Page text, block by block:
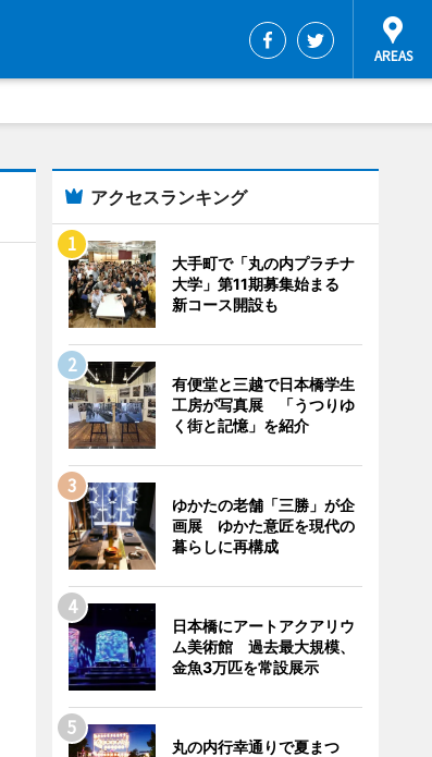
アクセスランキング
大手町で「丸の内プラチナ
大学」第11期募集始まる
新コース開設も
有便堂と三越で日本橋学生
工房が写真展 「うつりゆ
く街と記憶」を紹介
ゆかたの老舗「三勝」が企
画展 ゆかた意匠を現代の
暮らしに再構成
日本橋にアートアクアリウ
ム美術館 過去最大規模、
金魚3万匹を常設展示
丸の内行幸通りで夏まつ